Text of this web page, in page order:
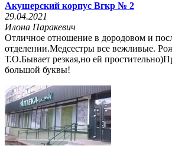
Акушерский корпус Вгкр № 2
29.04.2021
Илона Паракевич
Отличное отношение в дородовом и
отделении.Медсестры все вежливые.
Т.О.Бывает резкая,но ей
большой буквы!